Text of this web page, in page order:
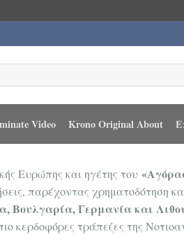
Video Krono Original About
Ευρώπης και ηγέτης του
παρέχοντας χρηματοδότηση
Βουλγαρία, Γερμανία και
κερδοφόρες τράπεζες της